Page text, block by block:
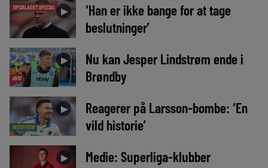
TIPSBLADET SPECIAL ►
‘Han er ikke bange for at tage
beslutninger’
AVIS
►
Nu kan Jesper Lindstrøm ende i
Brøndby
INTERVIEW
►
Reagerer på Larsson-bombe: ‘En
vild historie’
►
Medie: Superliga-klubber